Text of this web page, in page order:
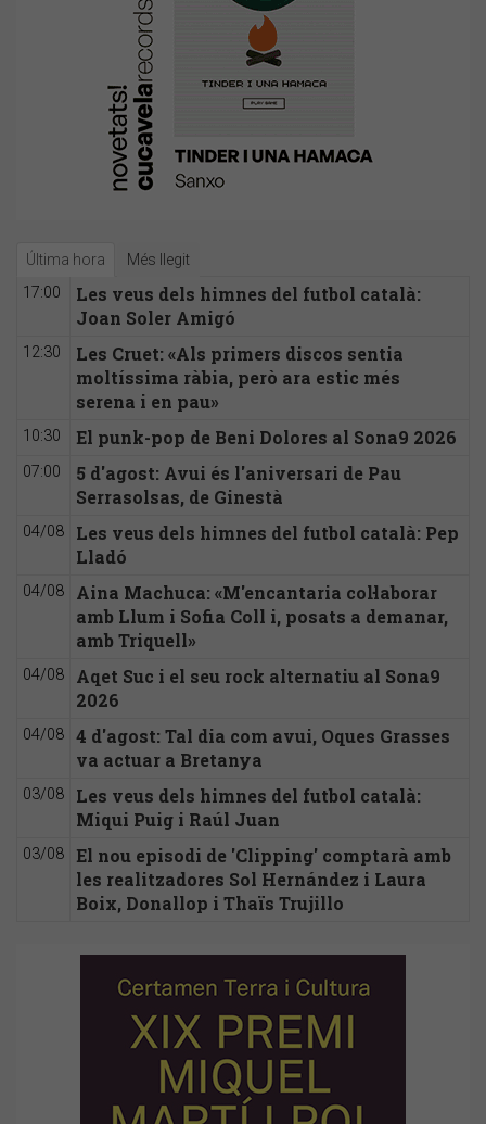
Última hora Més llegit
17:00
Les veus dels himnes del futbol català:
Joan Soler Amigó
12:30
Les Cruet: «Als primers discos sentia
moltíssima ràbia, però ara estic més
serena i en pau»
10:30 El punk-pop de Beni Dolores al Sona9 2026
07:00
5 d'agost: Avui és l'aniversari de Pau
Serrasolsas, de Ginestà
04/08
Les veus dels himnes del futbol català: Pep
Lladó
04/08
Aina Machuca: «M'encantaria col·laborar
amb Llum i Sofia Coll i, posats a demanar,
amb Triquell»
04/08
Aqet Suc i el seu rock alternatiu al Sona9
2026
04/08
4 d'agost: Tal dia com avui, Oques Grasses
va actuar a Bretanya
03/08
Les veus dels himnes del futbol català:
Miqui Puig i Raúl Juan
03/08
El nou episodi de 'Clipping' comptarà amb
les realitzadores Sol Hernández i Laura
Boix, Donallop i Thaïs Trujillo